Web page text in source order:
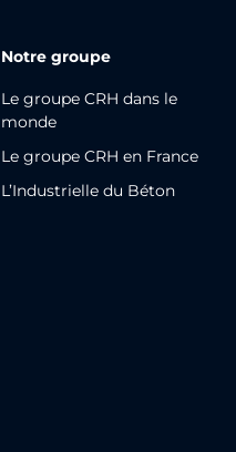
Notre groupe
Le groupe CRH dans le
monde
Le groupe CRH en France
L’Industrielle du Béton